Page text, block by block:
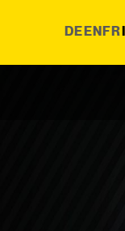
DE EN FR